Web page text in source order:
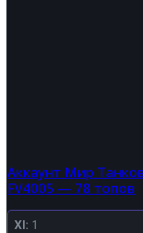
Аккаунт Мир
FV4005 — 78 топов
XI: 1